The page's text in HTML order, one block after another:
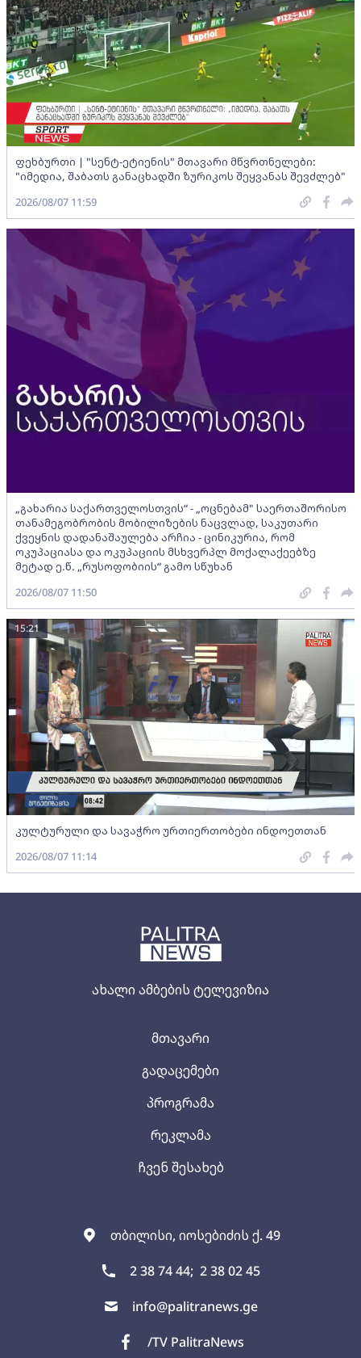
ახალი ამბების ტელევიზია
თბილისი, იოსებიძის ქ. 49
2 38 74 44; 2 38 02 45
info@palitranews.ge
/TV PalitraNews
მთავარი
გადაცემები
პროგრამა
რეკლამა
ჩვენ შესახებ
ფეხბურთი | "სენტ-ეტიენის" მთავარი მწვრთნელები:
"იმედია, შაბათს განაცხადში ზურიკოს შეყვანას შევძლებ"
2026/08/07 11:59
„გახარია საქართველოსთვის“ - „ოცნებამ" საერთაშორისო
თანამეგობრობის მობილიზების ნაცვლად, საკუთარი
ქვეყნის დადანაშაულება არჩია - ცინიკურია, რომ
ოკუპაციასა და ოკუპაციის მსხვერპლ მოქალაქეებზე
მეტად ე.წ. „რუსოფობიის“ გამო სწუხან
2026/08/07 11:50
კულტურული და სავაჭრო ურთიერთობები ინდოეთთან
15:21
2026/08/07 11:14